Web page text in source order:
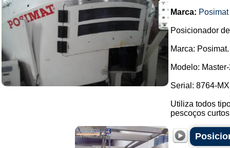
Marca: Posimat
Posicionador
Marca: Posimat.
Modelo:
Serial: 8764-
Utiliza todos
pescoços